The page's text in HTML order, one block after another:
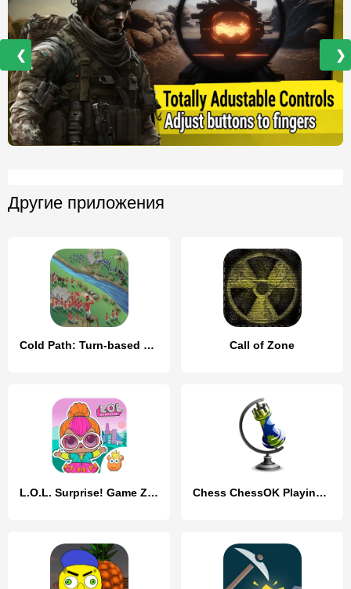
❮ ❯
Другие приложения
Cold Path: Turn-based strategy Call of Zone
L.O.L. Surprise! Game Zone Chess ChessOK Playing Zone PGN